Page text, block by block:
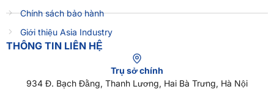
Chính sách bảo hành
Giới thiệu Asia Industry
THÔNG TIN LIÊN HỆ
Trụ sở chính
934 Đ. Bạch Đằng, Thanh Lương, Hai Bà Trưng, Hà Nội